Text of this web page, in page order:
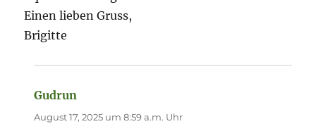
Einen lieben Gruss,
Brigitte
Gudrun
August 17, 2025 um 8:59 a.m. Uhr